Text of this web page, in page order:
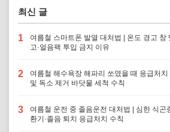
최신 글
1
여름철 스마트폰 발열 대처법 | 온도 경고 창
고·얼음팩 투입 금지 이유
2
여름철 해수욕장 해파리 쏘였을 때 응급처
및 독소 제거 바닷물 세척 수칙
3
여름철 운전 중 졸음운전 대처법 | 심한 식곤
환기·졸음 퇴치 응급처치 수칙